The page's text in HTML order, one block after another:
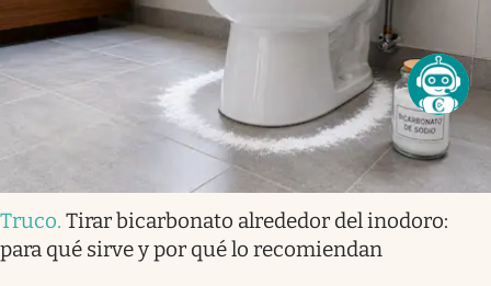
Truco. Tirar bicarbonato alrededor del inodoro:
para qué sirve y por qué lo recomiendan